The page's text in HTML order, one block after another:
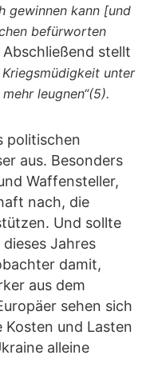
gewinnen kann [und
befürworten
Abschließend stellt
Kriegsmüdigkeit unter
leugnen“(5).
politischen
aus. Besonders
Waffensteller,
nach, die
Und sollte
Jahres
damit,
aus dem
sehen sich
Kosten und Lasten
alleine